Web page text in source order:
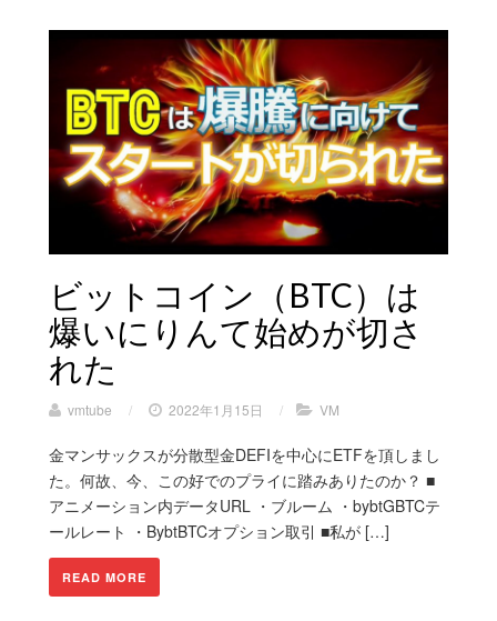
ビットコイン（BTC）は
爆いにりんて始めが切さ
れた
vmtube / 2022年1月15日 / VM
金マンサックスが分散型金DEFIを中心にETFを頂しまし
た。何故、今、この好でのプライに踏みありたのか？ ■
アニメーション内データURL ・ブルーム ・bybtGBTCテ
ールレート ・BybtBTCオプション取引 ■私が […]
READ MORE